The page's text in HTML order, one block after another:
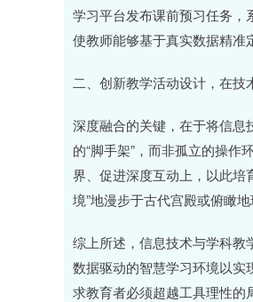
学习平台发布课前预习任务，
使教师能够基于真实数据精准
二、创新教学活动设计，在技
深度融合的关键，在于将信息
的“脚手架”，而非孤立的操
界、促进深度互动上，以此培
境”地漫步于古代宫殿或俯瞰
综上所述，信息技术与学科教
数据驱动的智慧学习环境以
求教育者必须超越工具理性的